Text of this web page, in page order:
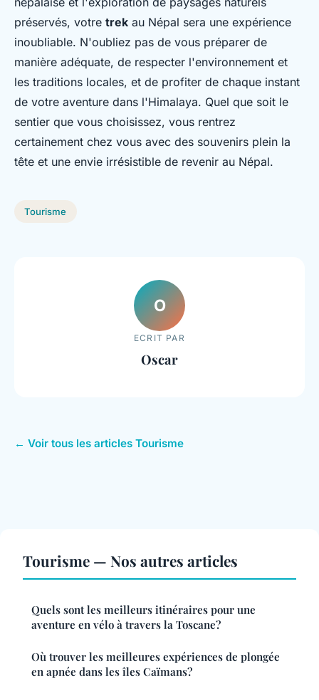
préservés, votre trek au Népal sera une expérience
inoubliable. N'oubliez pas de vous préparer de
manière adéquate, de respecter l'environnement et
les traditions locales, et de profiter de chaque instant
de votre aventure dans l'Himalaya. Quel que soit le
sentier que vous choisissez, vous rentrez
certainement chez vous avec des souvenirs plein la
tête et une envie irrésistible de revenir au Népal.
Tourisme
O
ECRIT PAR
Oscar
← Voir tous les articles Tourisme
Tourisme — Nos autres articles
Quels sont les meilleurs itinéraires pour une
aventure en vélo à travers la Toscane?
Où trouver les meilleures expériences de plongée
en apnée dans les îles Caïmans?